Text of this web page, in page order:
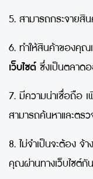
5. สามารถกระจายสิ
6. ทำให้สินค้าของคุณ
เว็บไซต์ ซึ่งเป็นตลาด
7. มีความน่าเชื่อถือ
สามารถค้นหาและต
8.ไม่จำเป็นจะต้อง
คุณผ่านทางเว็บไซต์กั